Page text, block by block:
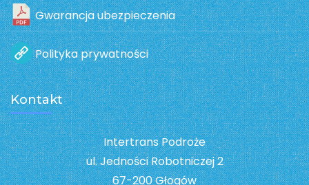
Gwarancja ubezpieczenia
Polityka prywatności
Kontakt
Intertrans Podroże
ul. Jedności Robotniczej 2
67-200 Głogów